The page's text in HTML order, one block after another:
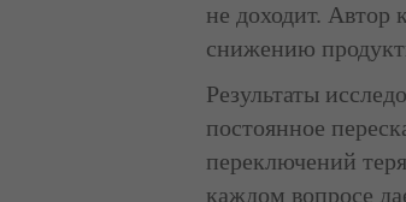
не доходит. Автор
снижению
Результаты
постоянное
переключений
каждом вопросе